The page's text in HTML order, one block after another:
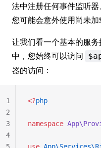
法中注册任何事件监听
您可能会意外使用尚未加
让我们看一个基本的服
中，您始终可以访问
器的访问：
<?php
namespace
1
2
3
4